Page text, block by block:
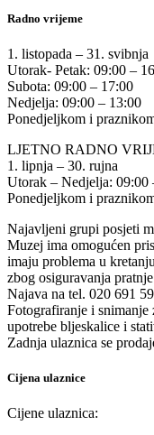
Radno vrijeme
1. listopada – 31. svibnja
Utorak- Petak: 09:00 –
Subota: 09:00 – 17:00
Nedjelja: 09:00 – 13:00
Ponedjeljkom i
LJETNO RADNO
1. lipnja – 30. rujna
Utorak – Nedjelja: 09:00
Ponedjeljkom i
Najavljeni grupi posjeti
Muzej ima omogućen
imaju problema u
zbog osiguravanja
Najava na tel. 020 691
Fotografiranje i snimanje
upotrebe bljeskalice i
Zadnja ulaznica se
Cijena ulaznice
Cijene ulaznica: